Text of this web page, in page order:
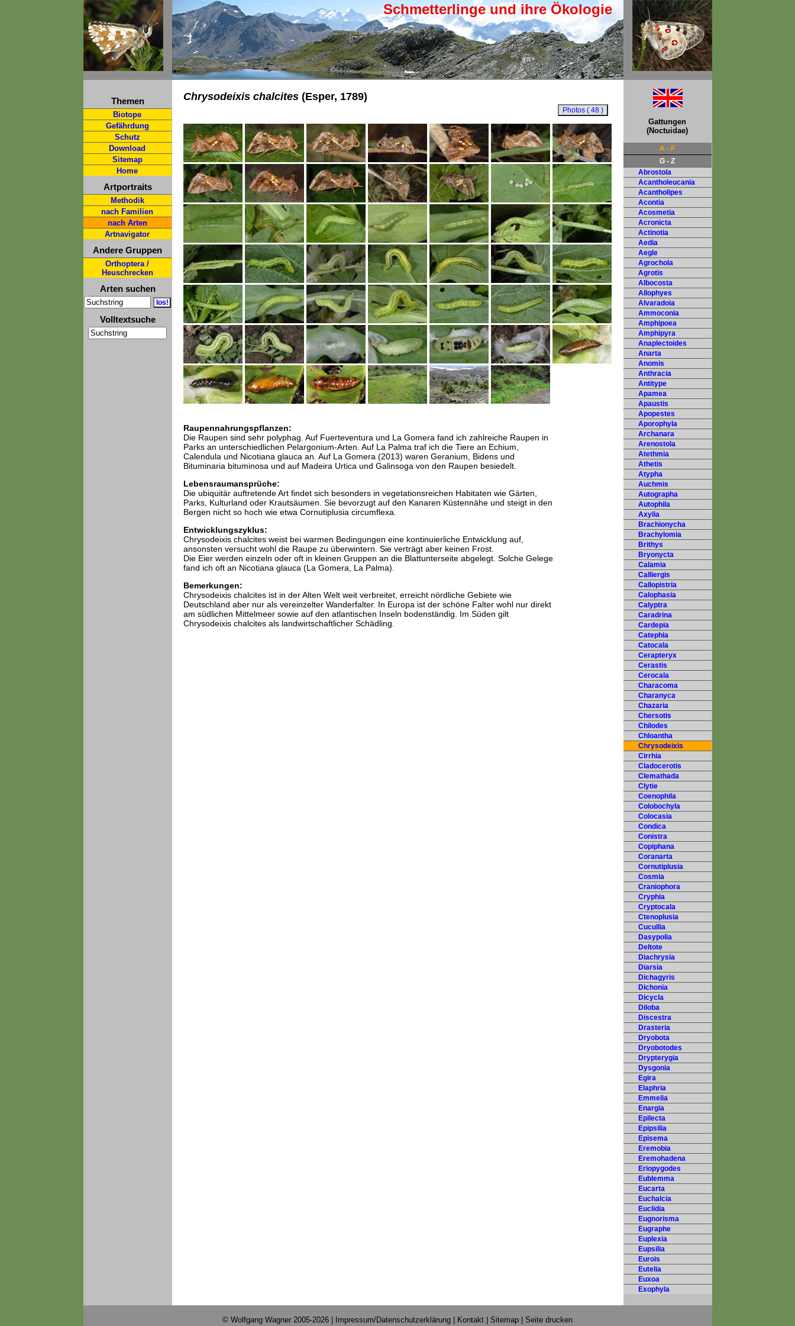
Schmetterlinge und ihre Ökologie
Themen
Biotope
Gefährdung
Schutz
Download
Sitemap
Home
Artportraits
Methodik
nach Familien
nach Arten
Artnavigator
Andere Gruppen
Orthoptera /
Heuschrecken
Arten suchen
Volltextsuche
Chrysodeixis chalcites(Esper, 1789)
Raupennahrungspflanzen:
Die Raupen sind sehr polyphag. Auf Fuerteventura und La Gomera fand ich zahlreiche Raupen in
Parks an unterschiedlichen Pelargonium-Arten. Auf La Palma traf ich die Tiere an Echium,
Calendula und Nicotiana glauca an. Auf La Gomera (2013) waren Geranium, Bidens und
Bituminaria bituminosa und auf Madeira Urtica und Galinsoga von den Raupen besiedelt.
Lebensraumansprüche:
Die ubiquitär auftretende Art findet sich besonders in vegetationsreichen Habitaten wie Gärten,
Parks, Kulturland oder Krautsäumen. Sie bevorzugt auf den Kanaren Küstennähe und steigt in den
Bergen nicht so hoch wie etwa Cornutiplusia circumflexa.
Entwicklungszyklus:
Chrysodeixis chalcites weist bei warmen Bedingungen eine kontinuierliche Entwicklung auf,
ansonsten versucht wohl die Raupe zu überwintern. Sie verträgt aber keinen Frost.
Die Eier werden einzeln oder oft in kleinen Gruppen an die Blattunterseite abgelegt. Solche Gelege
fand ich oft an Nicotiana glauca (La Gomera, La Palma).
Bemerkungen:
Chrysodeixis chalcites ist in der Alten Welt weit verbreitet, erreicht nördliche Gebiete wie
Deutschland aber nur als vereinzelter Wanderfalter. In Europa ist der schöne Falter wohl nur direkt
am südlichen Mittelmeer sowie auf den atlantischen Inseln bodenständig. Im Süden gilt
Chrysodeixis chalcites als landwirtschaftlicher Schädling.
Gattungen
(Noctuidae)
A - F
G - Z
Abrostola
Acantholeucania
Acantholipes
Acontia
Acosmetia
Acronicta
Actinotia
Aedia
Aegle
Agrochola
Agrotis
Albocosta
Allophyes
Alvaradoia
Ammoconia
Amphipoea
Amphipyra
Anaplectoides
Anarta
Anomis
Anthracia
Antitype
Apamea
Apaustis
Apopestes
Aporophyla
Archanara
Arenostola
Atethmia
Athetis
Atypha
Auchmis
Autographa
Autophila
Axylia
Brachionycha
Brachylomia
Brithys
Bryonycta
Calamia
Calliergis
Callopistria
Calophasia
Calyptra
Caradrina
Cardepia
Catephia
Catocala
Cerapteryx
Cerastis
Cerocala
Characoma
Charanyca
Chazaria
Chersotis
Chilodes
Chloantha
Chrysodeixis
Cirrhia
Cladocerotis
Clemathada
Clytie
Coenophila
Colobochyla
Colocasia
Condica
Conistra
Copiphana
Coranarta
Cornutiplusia
Cosmia
Craniophora
Cryphia
Cryptocala
Ctenoplusia
Cucullia
Dasypolia
Deltote
Diachrysia
Diarsia
Dichagyris
Dichonia
Dicycla
Diloba
Discestra
Drasteria
Dryobota
Dryobotodes
Drypterygia
Dysgonia
Egira
Elaphria
Emmelia
Enargia
Epilecta
Epipsilia
Episema
Eremobia
Eremohadena
Eriopygodes
Eublemma
Eucarta
Euchalcia
Euclidia
Eugnorisma
Eugraphe
Euplexia
Eupsilia
Eurois
Eutelia
Euxoa
Exophyla
© Wolfgang Wagner 2005-2026 | Impressum/Datenschutzerklärung Kontakt Sitemap Seite drucken